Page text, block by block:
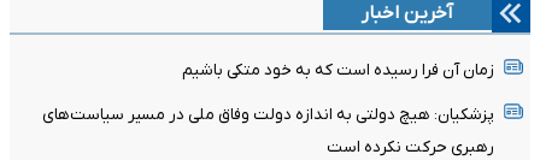
آخرین اخبار
زمان آن فرا رسیده است که به خود متکی باشیم
پزشکیان: هیچ دولتی به اندازه دولت وفاق ملی در مسیر سیاست‌های
رهبری حرکت نکرده است